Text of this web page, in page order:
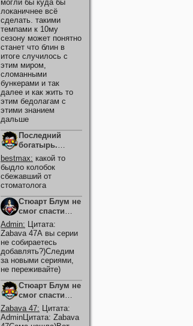
могли бы куда бы
локаничнее всё
сделать. такими
темпами к 10му
сезону может понятно
станет что блин в
итоге случилось с
этим миром,
сломанными
бункерами и так
далее и как жить то
этим бедолагам с
этими знанием
дальше
Последний
богатырь.
Колобок (2026)
bestmax: какой то
быдло колобок
сбежавший от
стоматолога
Стюарт Блум не
смог спасти
вселенную
(2026)
Admin: Цитата:
Zabava 47А вы серии
не собираетесь
добавлять?)Следим
за новыми сериями,
не переживайте)
Стюарт Блум не
смог спасти
вселенную
(2026)
Zabava 47: Цитата:
AdminЦитата: Zabava